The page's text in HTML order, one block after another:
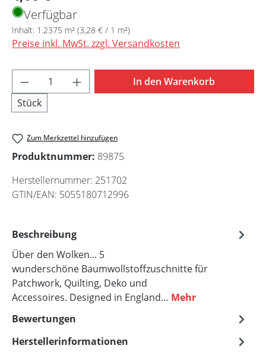
Verfügbar
Inhalt: 1.2375 m² (3,28 € / 1 m²)
Preise inkl. MwSt. zzgl. Versandkosten
Produkt Anzahl: Gib den gewünschten
Stück
In den Warenkorb
Zum Merkzettel hinzufügen
Produktnummer: 89875
Herstellernummer: 251702
GTIN/EAN: 5055180712996
Beschreibung
Über den Wolken... 5
wunderschöne Baumwollstoffzuschnitte für
Patchwork, Quilting, Deko und
Accessoires. Designed in England… Mehr
Bewertungen
Herstellerinformationen